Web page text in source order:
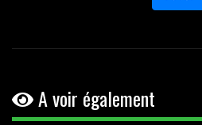
A voir également